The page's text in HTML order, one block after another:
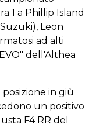
1 a Phillip Island
Leon
ad alti
dell'Althea
in giù
un positivo
F4 RR del